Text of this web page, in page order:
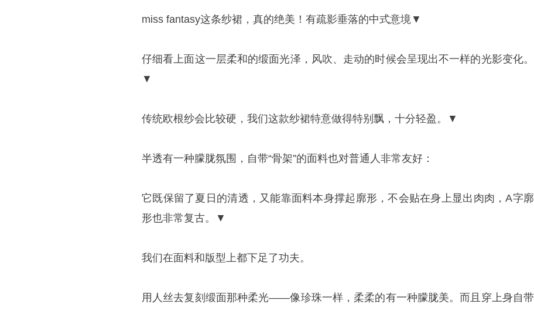
miss fantasy这条纱裙，真的绝美！有疏影垂落的中式意境▼
仔细看上面这一层柔和的缎面光泽，风吹、走动的时候会呈现出不一样的光影变化。
▼
传统欧根纱会比较硬，我们这款纱裙特意做得特别飘，十分轻盈。▼
半透有一种朦胧氛围，自带“骨架”的面料也对普通人非常友好：
它既保留了夏日的清透，又能靠面料本身撑起廓形，不会贴在身上显出肉肉，A字廓
形也非常复古。▼
我们在面料和版型上都下足了功夫。
用人丝去复刻缎面那种柔光——像珍珠一样，柔柔的有一种朦胧美。而且穿上身自带